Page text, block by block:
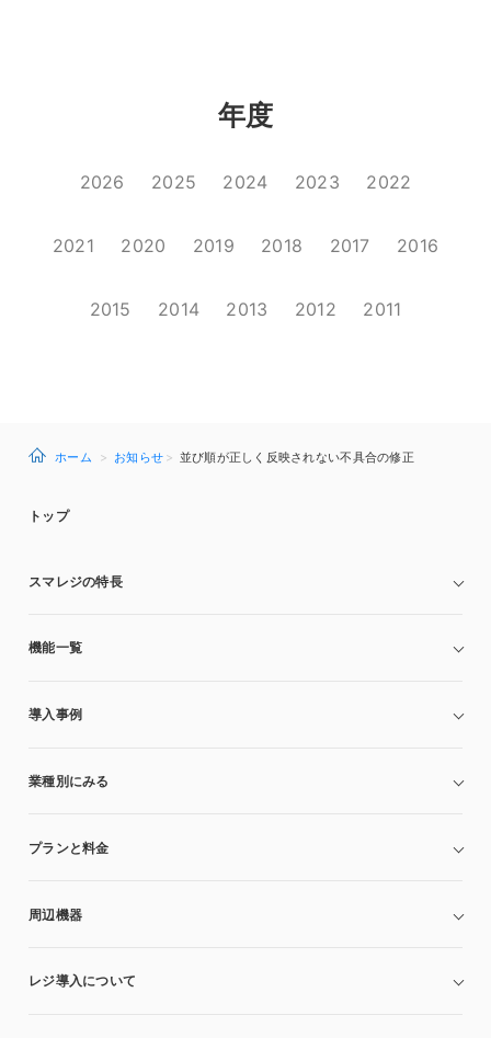
年度
2026 2025 2024 2023 2022
2021 2020 2019 2018 2017 2016
2015 2014 2013 2012 2011
ホーム お知らせ 並び順が正しく反映されない不具合の修正
トップ
スマレジの特長
機能一覧
導入事例
業種別にみる
プランと料金
周辺機器
レジ導入について